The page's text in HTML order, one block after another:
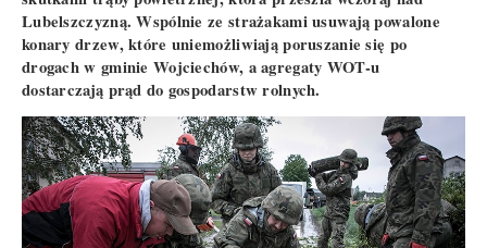
Lubelszczyzną. Wspólnie ze strażakami usuwają powalone
konary drzew, które uniemożliwiają poruszanie się po
drogach w gminie Wojciechów, a agregaty WOT-u
dostarczają prąd do gospodarstw rolnych.